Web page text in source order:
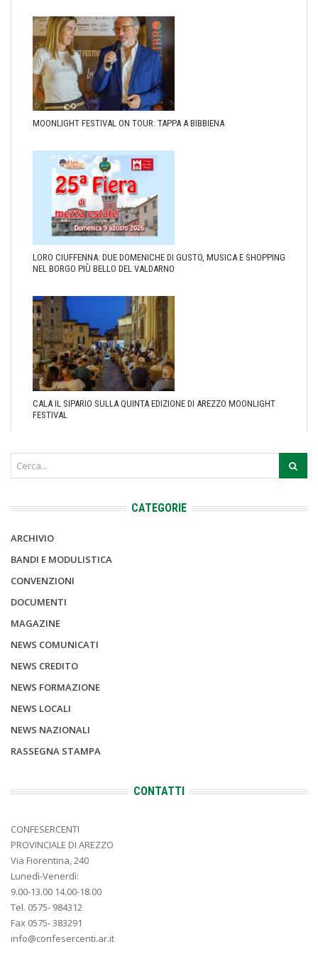
MOONLIGHT FESTIVAL ON TOUR: TAPPA A BIBBIENA
LORO CIUFFENNA: DUE DOMENICHE DI GUSTO, MUSICA E SHOPPING
NEL BORGO PIÙ BELLO DEL VALDARNO
CALA IL SIPARIO SULLA QUINTA EDIZIONE DI AREZZO MOONLIGHT
FESTIVAL
CATEGORIE
ARCHIVIO
BANDI E MODULISTICA
CONVENZIONI
DOCUMENTI
MAGAZINE
NEWS COMUNICATI
NEWS CREDITO
NEWS FORMAZIONE
NEWS LOCALI
NEWS NAZIONALI
RASSEGNA STAMPA
CONTATTI
CONFESERCENTI
PROVINCIALE DI AREZZO
Via Fiorentina, 240
Lunedì-Venerdì:
9.00-13.00 14.00-18.00
Tel. 0575- 984312
Fax 0575- 383291
info@confesercenti.ar.it